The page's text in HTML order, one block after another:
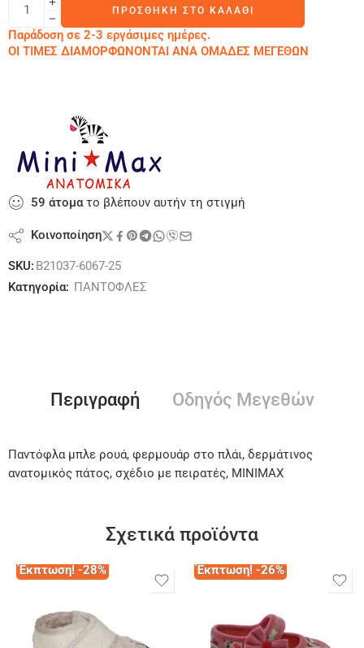
ΠΡΟΣΘΉΚΗ ΣΤΟ ΚΑΛΆΘΙ
Παράδοση σε 2-3 εργάσιμες ημέρες.
ΟΙ ΤΙΜΕΣ ΔΙΑΜΟΡΦΩΝΟΝΤΑΙ ΑΝΑ ΟΜΑΔΕΣ ΜΕΓΕΘΩΝ
59 άτοματο βλέπουν αυτήν τη στιγμή
Κοινοποίηση
SKU: B21037-6067-25
Κατηγορία: ΠΑΝΤΟΦΛΕΣ
Περιγραφή Οδηγός Μεγεθών
Παντόφλα μπλε ρουά, φερμουάρ στο πλάι, δερμάτινος
ανατομικός πάτος, σχέδιο με πειρατές, MINIMAX
Σχετικά προϊόντα
Έκπτωση! -28% Έκπτωση! -26%